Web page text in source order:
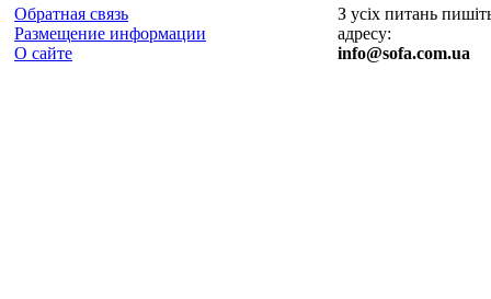
Обратная связь
Размещение информации
О сайте
З усіх питань
адресу:
info@sofa.com.ua